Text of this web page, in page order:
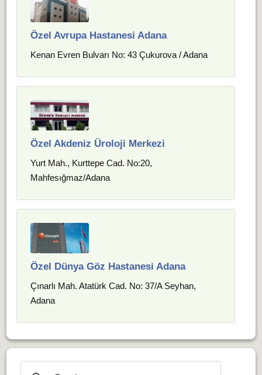
Özel Avrupa Hastanesi Adana
Kenan Evren Bulvarı No: 43 Çukurova / Adana
Özel Akdeniz Üroloji Merkezi
Yurt Mah., Kurttepe Cad. No:20,
Mahfesığmaz/Adana
Özel Dünya Göz Hastanesi Adana
Çınarlı Mah. Atatürk Cad. No: 37/A Seyhan,
Adana